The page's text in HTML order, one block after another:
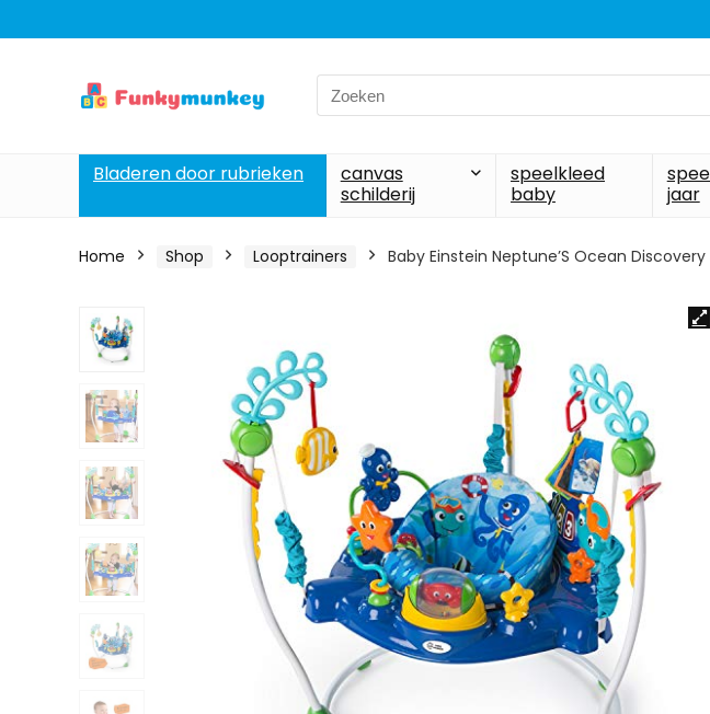
Search
for:
Bladeren door rubrieken
canvas
schilderij
speelkleed
baby
jaar
Home Shop Looptrainers Baby Einstein Neptune’S Ocean